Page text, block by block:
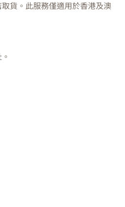
貨。此服務僅適用於香港及澳